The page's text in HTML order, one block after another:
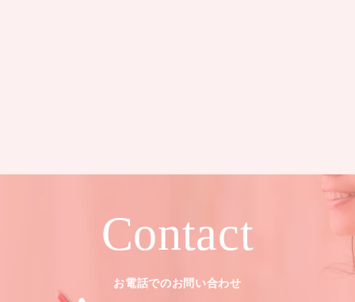
Contact
お電話でのお問い合わせ